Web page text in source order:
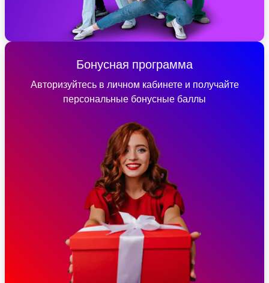
Бонусная программа
Авторизуйтесь в личном кабинете и получайте
персональные бонусные баллы